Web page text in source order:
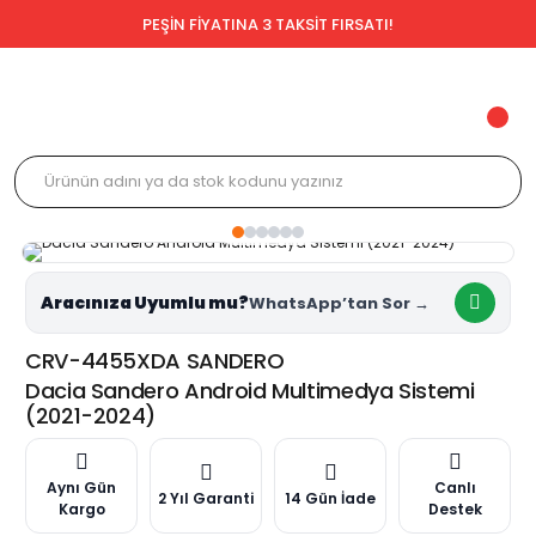
PEŞİN FİYATINA 3 TAKSİT FIRSATI!
Aracınıza Uyumlu mu?
CRV-4455XDA SANDERO
Dacia Sandero Android Multimedya Sistemi
(2021-2024)
Aynı Gün
Kargo
2 Yıl Garanti 14 Gün İade
Canlı
Destek